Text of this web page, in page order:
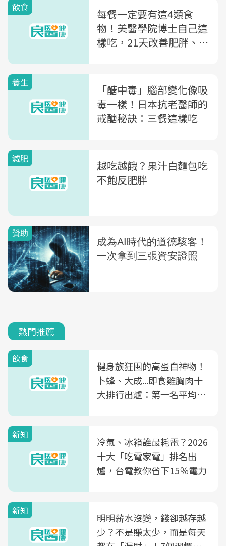
飲食
每餐一定要有這4類食
物！美醫學院博士自己這
樣吃，21天改善肥胖、血
養生
「醣中毒」腦部變化像吸
毒一樣！日本抗老醫師的
戒醣秘訣：三餐這樣吃
減肥
越吃越餓？果汁白麵包吃
不飽反肥胖
熱門推薦
飲食
健身族狂囤的高蛋白神物！
卜蜂、大成...即食雞胸肉十
大排行出爐：第一名平均一
新知
冷氣、冰箱誰最耗電？2026
十大「吃電家電」排名出
爐，台電教你省下15％電力
新知
明明薪水沒變，錢卻越存越
少？不是賺太少，而是每天